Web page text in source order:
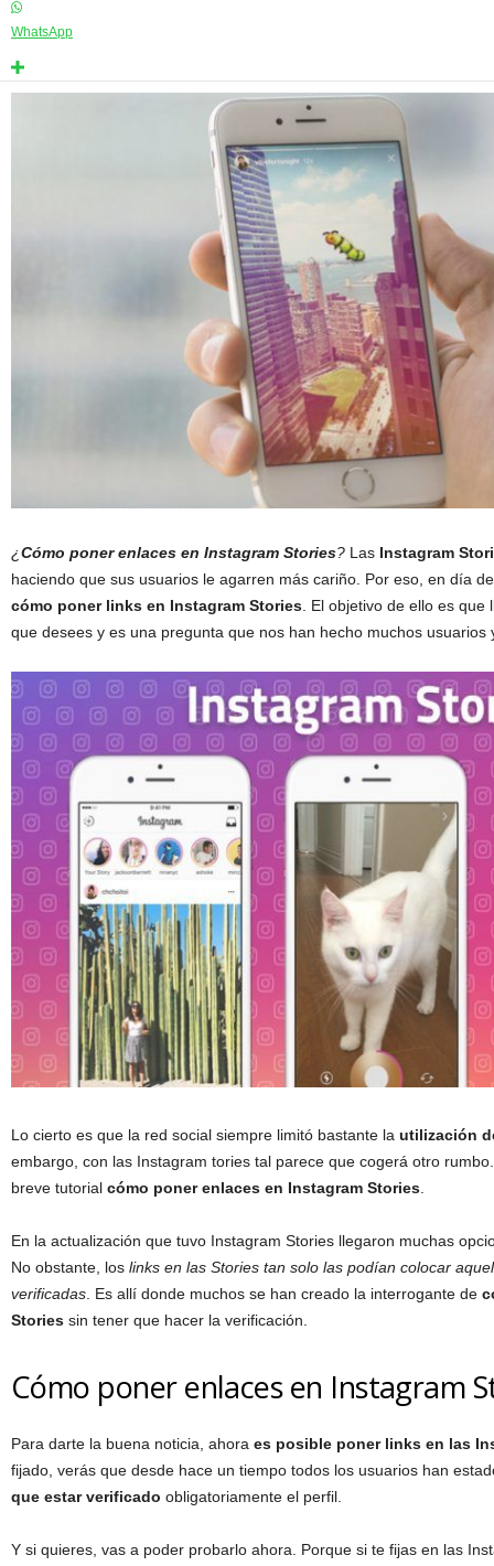
WhatsApp
¿Cómo poner enlaces en Instagram Stories? Las Instagram
haciendo que sus usuarios le agarren más cariño. Por eso, en día
cómo poner links en Instagram Stories . El objetivo de ello es
que desees y es una pregunta que nos han hecho muchos
Lo cierto es que la red social siempre limitó bastante la utilización
embargo, con las Instagram tories tal parece que cogerá otro
breve tutorial cómo poner enlaces en Instagram Stories.
En la actualización que tuvo Instagram Stories llegaron muchas
No obstante, los links en las Stories tan solo las podían colocar
verificadas. Es allí donde muchos se han creado la interrogante de
Stories sin tener que hacer la verificación.
Cómo poner enlaces en Instagram
Para darte la buena noticia, ahora es posible poner links en las
fijado, verás que desde hace un tiempo todos los usuarios han
que estar verificado obligatoriamente el perfil.
Y si quieres, vas a poder probarlo ahora. Porque si te fijas en las